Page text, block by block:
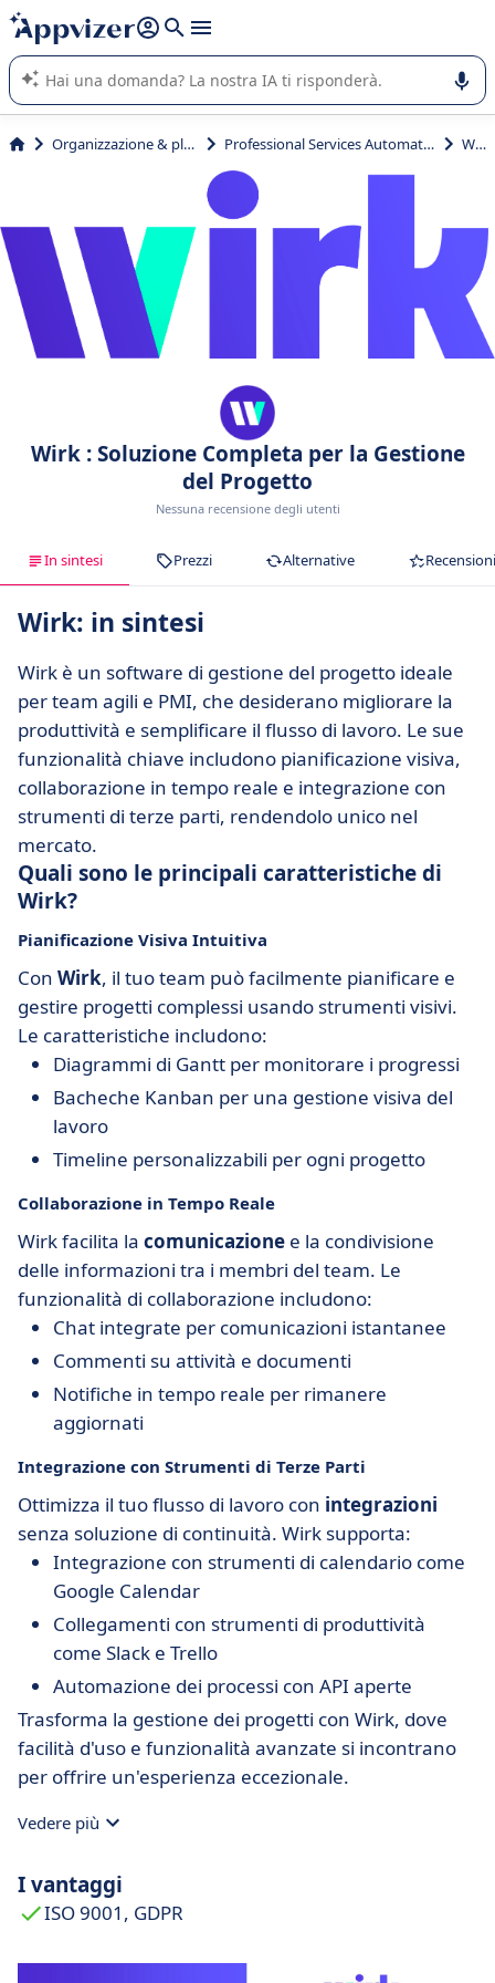
righe con
shift + enter
L'IA di Appvizer vi guida nell'utilizzo o nella scelta di un
software SaaS per la vostra azienda.
Organizzazione & planning Professional Services Automation (PSA) Wirk
Wirk : Soluzione Completa per la Gestione
del Progetto
Nessuna recensione degli utenti
In sintesi Prezzi Alternative Recensioni
Wirk: in sintesi
Wirk è un software di gestione del progetto ideale
per team agili e PMI, che desiderano migliorare la
produttività e semplificare il flusso di lavoro. Le sue
funzionalità chiave includono pianificazione visiva,
collaborazione in tempo reale e integrazione con
strumenti di terze parti, rendendolo unico nel
mercato.
Quali sono le principali caratteristiche di
Wirk?
Pianificazione Visiva Intuitiva
Con Wirk, il tuo team può facilmente pianificare e
gestire progetti complessi usando strumenti visivi.
Le caratteristiche includono:
Diagrammi di Gantt per monitorare i progressi
Bacheche Kanban per una gestione visiva del
lavoro
Timeline personalizzabili per ogni progetto
Collaborazione in Tempo Reale
Wirk facilita la comunicazione e la condivisione
delle informazioni tra i membri del team. Le
funzionalità di collaborazione includono:
Chat integrate per comunicazioni istantanee
Commenti su attività e documenti
Notifiche in tempo reale per rimanere
aggiornati
Integrazione con Strumenti di Terze Parti
Ottimizza il tuo flusso di lavoro con integrazioni
senza soluzione di continuità. Wirk supporta:
Integrazione con strumenti di calendario come
Google Calendar
Collegamenti con strumenti di produttività
come Slack e Trello
Automazione dei processi con API aperte
Trasforma la gestione dei progetti con Wirk, dove
facilità d'uso e funzionalità avanzate si incontrano
per offrire un'esperienza eccezionale.
Vedere più
I vantaggi
ISO 9001, GDPR